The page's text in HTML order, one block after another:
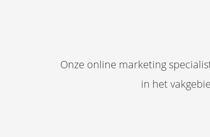
Onze online marketing
in het